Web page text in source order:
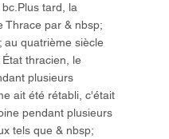
tard, la
Thrace par & nbsp;
au quatrième siècle
thracien, le
plusieurs
ait été rétabli, c'était
pendant plusieurs
tels que & nbsp;